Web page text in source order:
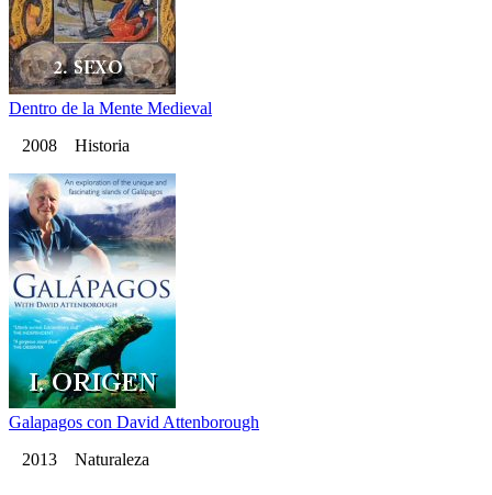
Dentro de la Mente Medieval
2008 Historia
Galapagos con David Attenborough
2013 Naturaleza